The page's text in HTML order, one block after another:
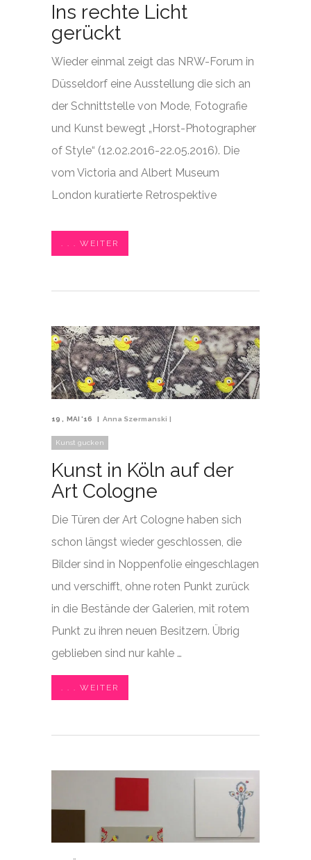
Ins rechte Licht
gerückt
Wieder einmal zeigt das NRW-Forum in
Düsseldorf eine Ausstellung die sich an
der Schnittstelle von Mode, Fotografie
und Kunst bewegt „Horst-Photographer
of Style“ (12.02.2016-22.05.2016). Die
vom Victoria and Albert Museum
London kuratierte Retrospektive
. . . WEITER
19 MAI '16 Anna Szermanski
Kunst gucken
Kunst in Köln auf der
Art Cologne
Die Türen der Art Cologne haben sich
schon längst wieder geschlossen, die
Bilder sind in Noppenfolie eingeschlagen
und verschifft, ohne roten Punkt zurück
in die Bestände der Galerien, mit rotem
Punkt zu ihren neuen Besitzern. Übrig
geblieben sind nur kahle …
. . . WEITER